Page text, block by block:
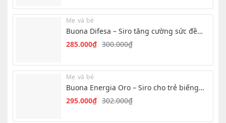
là:
210.000₫.
tại
là:
190.000₫.
Mẹ và bé
Buona Difesa – Siro tăng cường sức đề
kháng cho trẻ300.000₫
Giá
là:
300.000₫.
285.000₫
Giá
tại
là:
285.000₫.
Mẹ và bé
Buona Energia Oro – Siro cho trẻ biếng
ăn, chậm tăng cân
302.000₫
Giá
295.000₫
Giá